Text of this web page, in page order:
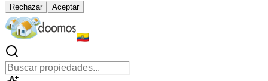
Rechazar Aceptar